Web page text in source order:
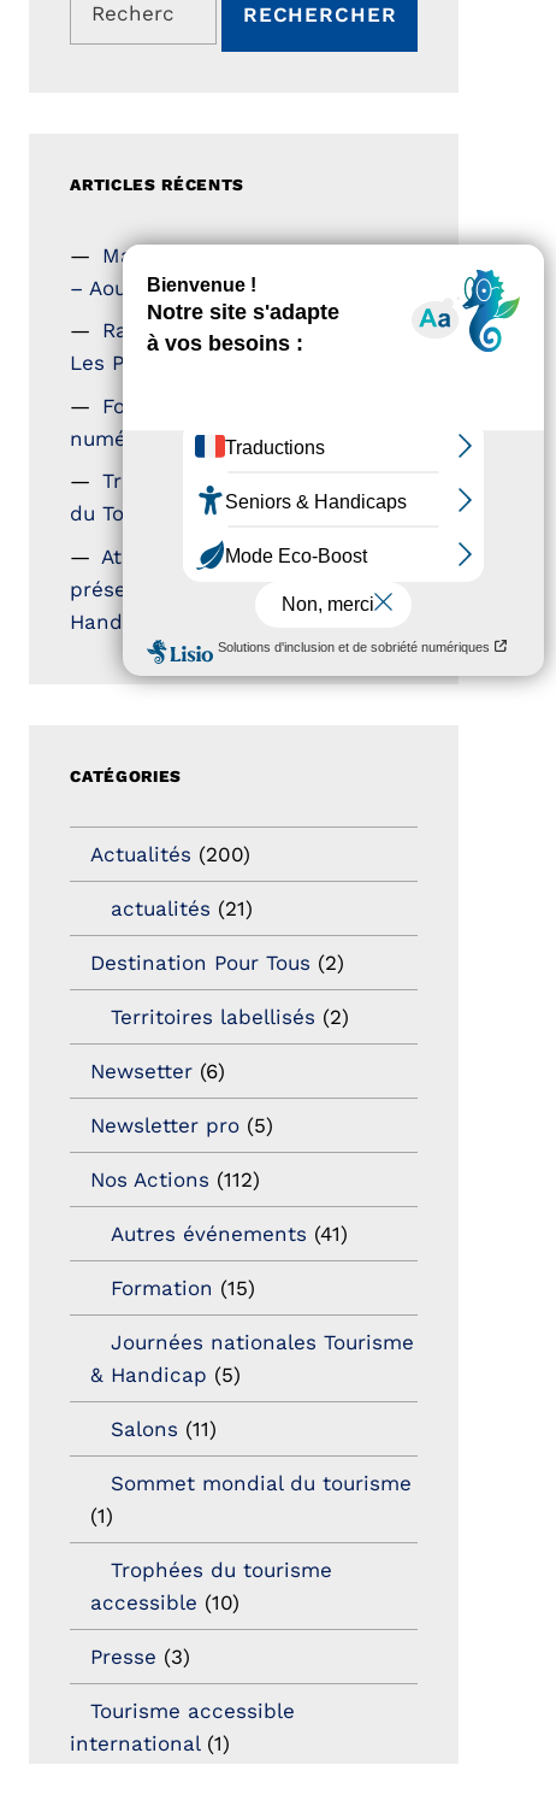
ARTICLES RÉCENTS
Magazine Tourisme Accessible
– Aout 2026
Rallye Aicha des Gazelles –
Les Petillantes
Formation Communication
numérique
Trophées Horizons – Acteurs
du Tourisme Durable
Atout France – flyer
présentation label Tourisme &
Handicap
CATÉGORIES
Actualités (200)
actualités (21)
Destination Pour Tous (2)
Territoires labellisés (2)
Newsetter (6)
Newsletter pro (5)
Nos Actions (112)
Autres événements (41)
Formation (15)
Journées nationales Tourisme
& Handicap (5)
Salons (11)
Sommet mondial du tourisme
(1)
Trophées du tourisme
accessible (10)
Presse (3)
Tourisme accessible
international(1)